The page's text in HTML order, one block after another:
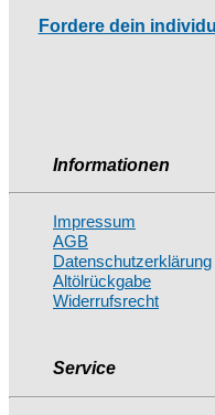
Fordere dein
Informationen
Impressum
AGB
Datenschutzerklärung
Altölrückgabe
Widerrufsrecht
Service